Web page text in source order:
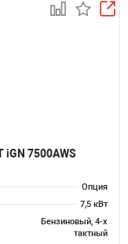
iGN 7500AWS
Опция
7,5 кВт
Бензиновый, 4-х
тактный